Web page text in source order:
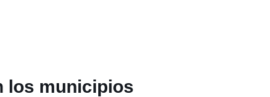
los municipios